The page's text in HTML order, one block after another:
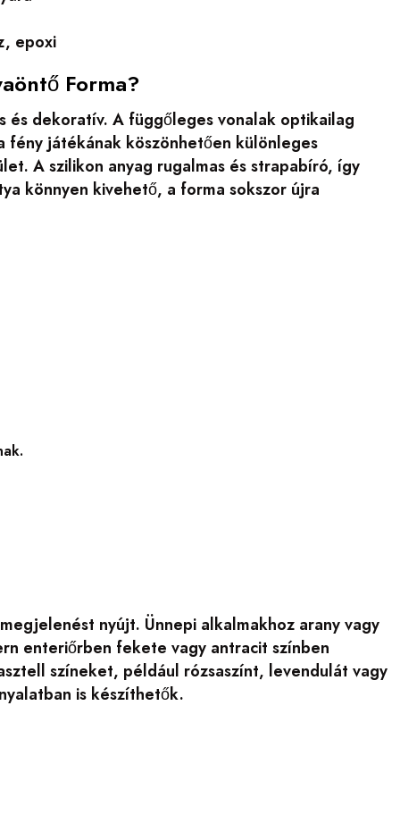
epoxi
Forma?
és dekoratív. A függőleges vonalak optikailag
játékának köszönhetően különleges
A szilikon anyag rugalmas és strapabíró, így
könnyen kivehető, a forma sokszor újra
nyújt. Ünnepi alkalmakhoz arany vagy
enteriőrben fekete vagy antracit színben
színeket, például rózsaszínt, levendulát vagy
is készíthetők.